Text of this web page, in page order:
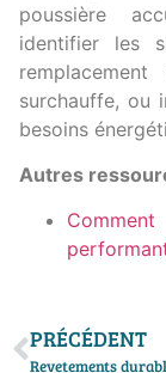
poussière
identifier les
surchauffe, ou
besoins
Autres
PRÉCÉDENT